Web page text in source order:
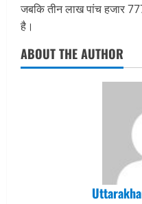
जबकि तीन लाख पांच हजार
है।
ABOUT THE AUTHOR